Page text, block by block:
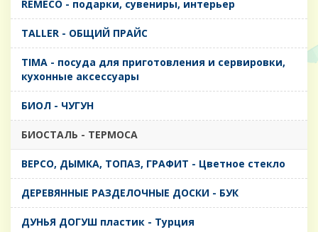
REMECO - подарки, сувениры, интерьер
TALLER - ОБЩИЙ ПРАЙС
TIMA - посуда для приготовления и сервировки,
кухонные аксессуары
БИОЛ - ЧУГУН
БИОСТАЛЬ - ТЕРМОСА
ВЕРСО, ДЫМКА, ТОПАЗ, ГРАФИТ - Цветное стекло
ДЕРЕВЯННЫЕ РАЗДЕЛОЧНЫЕ ДОСКИ - БУК
ДУНЬЯ ДОГУШ пластик - Турция